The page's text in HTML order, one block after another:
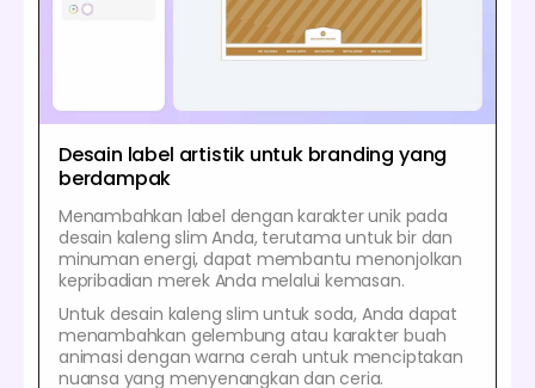
Desain label artistik untuk branding yang
berdampak
Menambahkan label dengan karakter unik pada
desain kaleng slim Anda, terutama untuk bir dan
minuman energi, dapat membantu menonjolkan
kepribadian merek Anda melalui kemasan.
Untuk desain kaleng slim untuk soda, Anda dapat
menambahkan gelembung atau karakter buah
animasi dengan warna cerah untuk menciptakan
nuansa yang menyenangkan dan ceria.